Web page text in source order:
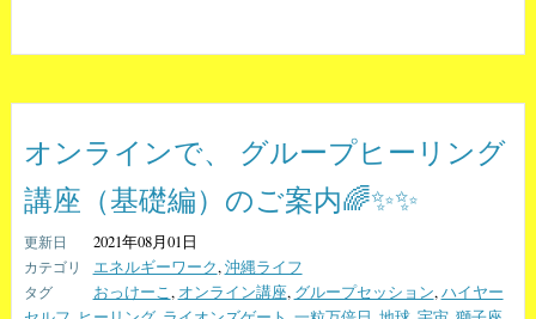
オンラインで、 グループヒーリング
講座（基礎編）のご案内🌈✨✨
2021年08月01日
エネルギーワーク,沖縄ライフ
おっけーこ, オンライン講座, グループセッション,ハイヤー